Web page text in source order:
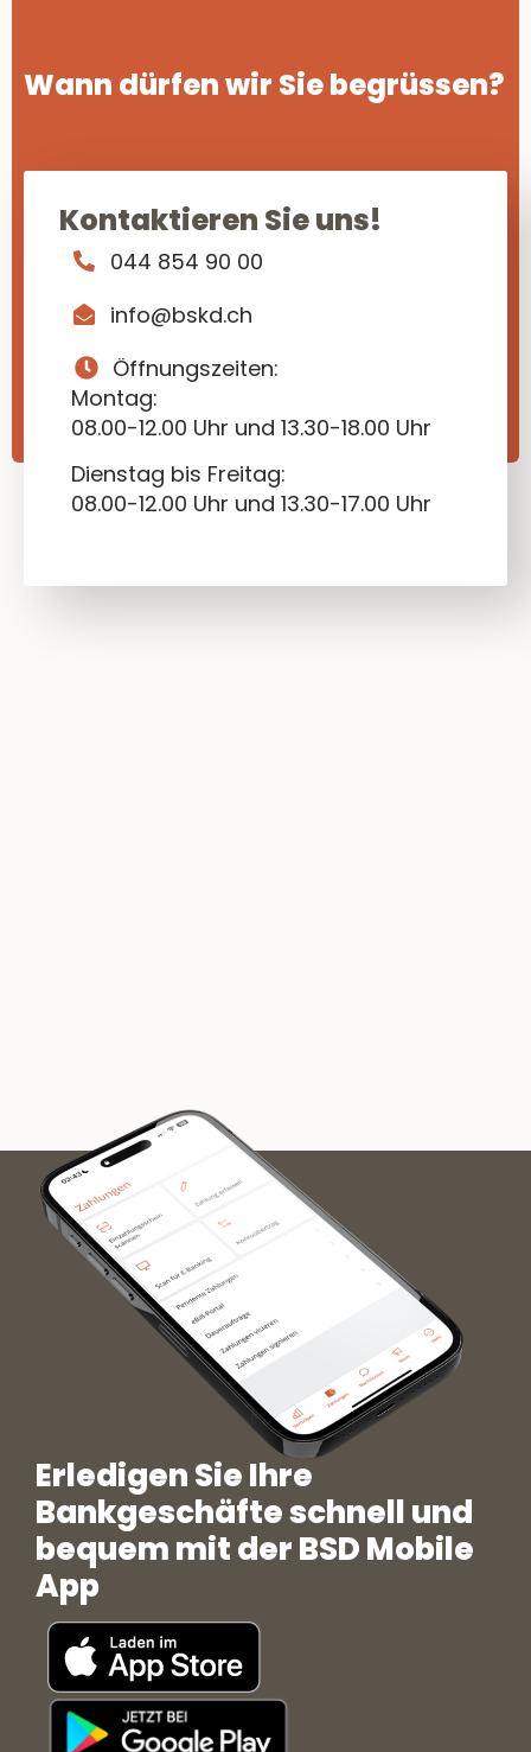
Wann dürfen wir Sie begrüssen?
Kontaktieren Sie uns!
044 854 90 00
info@bskd.ch
Öffnungszeiten:
Montag:
08.00-12.00 Uhr und 13.30-18.00 Uhr
Dienstag bis Freitag:
08.00-12.00 Uhr und 13.30-17.00 Uhr
Erledigen Sie Ihre
Bankgeschäfte schnell und
bequem mit der BSD Mobile
App